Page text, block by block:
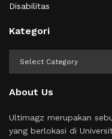
Disabilitas
Kategori
About Us
Ultimagz merupakan
yang berlokasi di